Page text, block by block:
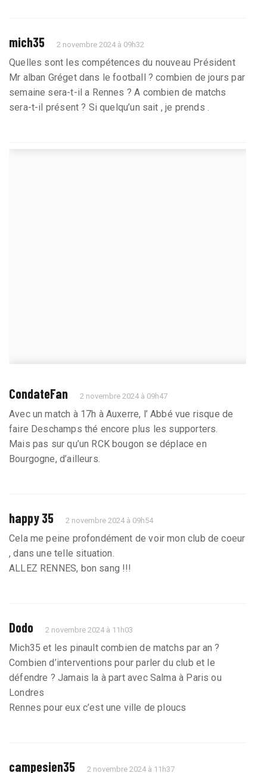
mich35 2 novembre 2024 à 09h32
Quelles sont les compétences du nouveau Président
Mr alban Gréget dans le football ? combien de jours par
semaine sera-t-il a Rennes ? A combien de matchs
sera-t-il présent ? Si quelqu’un sait , je prends .
CondateFan 2 novembre 2024 à 09h47
Avec un match à 17h à Auxerre, l’ Abbé vue risque de
faire Deschamps thé encore plus les supporters.
Mais pas sur qu’un RCK bougon se déplace en
Bourgogne, d’ailleurs.
happy 35 2 novembre 2024 à 09h54
Cela me peine profondément de voir mon club de coeur
, dans une telle situation.
ALLEZ RENNES, bon sang !!!
Dodo 2 novembre 2024 à 11h03
Mich35 et les pinault combien de matchs par an ?
Combien d’interventions pour parler du club et le
défendre ? Jamais la à part avec Salma à Paris ou
Londres
Rennes pour eux c’est une ville de ploucs
campesien35 2 novembre 2024 à 11h37